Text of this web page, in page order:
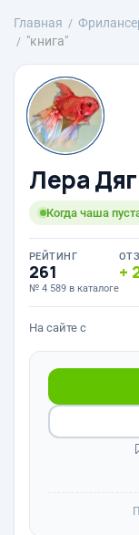
Главная
"книга"
Лера
Когда чаша
РЕЙТИНГ
261
№ 4 589 в каталоге
На сайте с